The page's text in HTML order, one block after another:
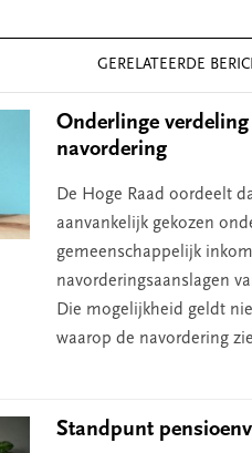
GERELATEERDE
Onderlinge
navordering
De Hoge Raad oordeelt
aanvankelijk gekozen
gemeenschappelijk
navorderingsaanslagen
Die mogelijkheid geldt
waarop de navordering
Standpunt